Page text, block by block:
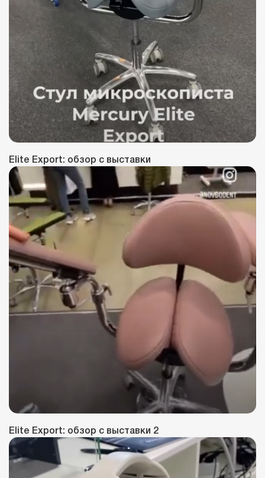
Elite Export: обзор с выставки
Elite Export: обзор с выставки 2